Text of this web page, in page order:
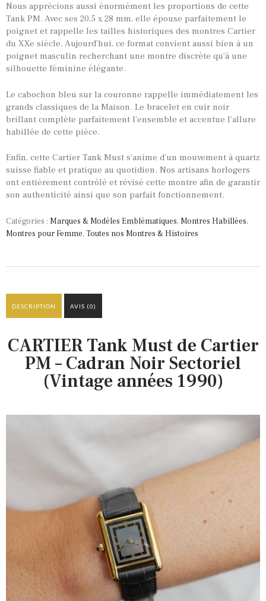
Nous apprécions aussi énormément les proportions de cette
Tank PM. Avec ses 20,5 x 28 mm, elle épouse parfaitement le
poignet et rappelle les tailles historiques des montres Cartier
du XXe siècle. Aujourd’hui, ce format convient aussi bien à un
poignet masculin recherchant une montre discrète qu’à une
silhouette féminine élégante.
Le cabochon bleu sur la couronne rappelle immédiatement les
grands classiques de la Maison. Le bracelet en cuir noir
brillant complète parfaitement l’ensemble et accentue l’allure
habillée de cette pièce.
Enfin, cette Cartier Tank Must s’anime d’un mouvement à quartz
suisse fiable et pratique au quotidien. Nos artisans horlogers
ont entièrement contrôlé et révisé cette montre afin de garantir
son authenticité ainsi que son parfait fonctionnement.
Catégories : Marques & Modèles Emblématiques, Montres Habillées,
Montres pour Femme, Toutes nos Montres & Histoires
DESCRIPTION AVIS (0)
CARTIER Tank Must de Cartier
PM – Cadran Noir Sectoriel
(Vintage années 1990)